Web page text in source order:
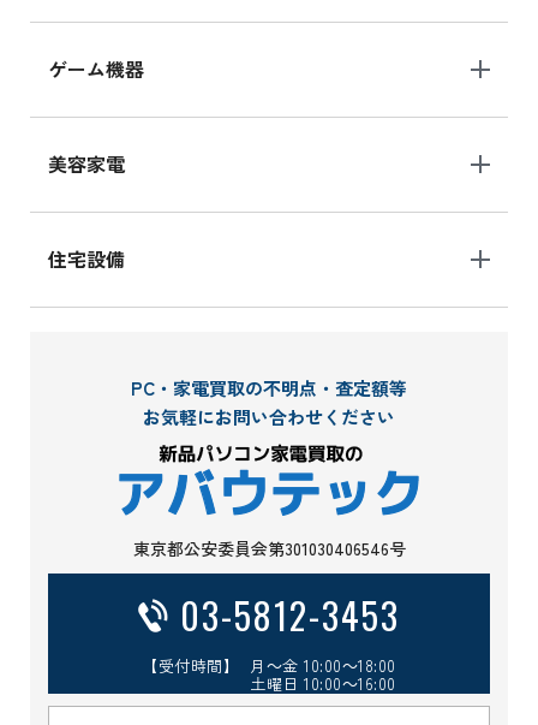
ゲーム機器
美容家電
住宅設備
PC・家電買取の不明点・査定額等
お気軽にお問い合わせください
東京都公安委員会第301030406546号
03-5812-3453
【受付時間】 月～金 10:00～18:00
土曜日 10:00～16:00